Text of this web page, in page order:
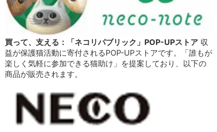
買って、支える：「ネコリパブリック」POP-UPストア 収
益が保護猫活動に寄付されるPOP-UPストアです。「誰もが
楽しく気軽に参加できる猫助け」を提案しており、以下の
商品が販売されます。